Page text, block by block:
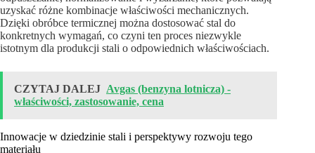
uzyskać różne kombinacje właściwości mechanicznych.
Dzięki obróbce termicznej można dostosować stal do
konkretnych wymagań, co czyni ten proces niezwykle
istotnym dla produkcji stali o odpowiednich właściwościach.
CZYTAJ DALEJ Avgas (benzyna lotnicza) -
właściwości, zastosowanie, cena
Innowacje w dziedzinie stali i perspektywy rozwoju tego
materiału